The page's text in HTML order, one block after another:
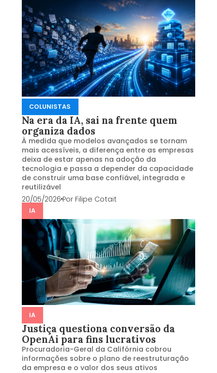
COLUNISTAS
Na era da IA, sai na frente quem
organiza dados
À medida que modelos avançados se tornam
mais acessíveis, a diferença entre as empresas
deixa de estar apenas na adoção da
tecnologia e passa a depender da capacidade
de construir uma base confiável, integrada e
reutilizável
20/05/2026Por Filipe Cotait
IA
IA
Justiça questiona conversão da
OpenAi para fins lucrativos
Procuradoria-Geral da Califórnia cobrou
informações sobre o plano de reestruturação
da empresa e o valor dos seus ativos